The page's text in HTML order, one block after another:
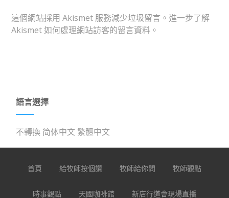
這個網站採用 Akismet 服務減少垃圾留言。 進一步了解
Akismet 如何處理網站訪客的留言資料。
語言選擇
不轉換 简体中文 繁體中文
首頁 給牧師按個讚 牧師給你問 牧師觀點
時事觀點 天國咖啡館 新店行道會現場直播